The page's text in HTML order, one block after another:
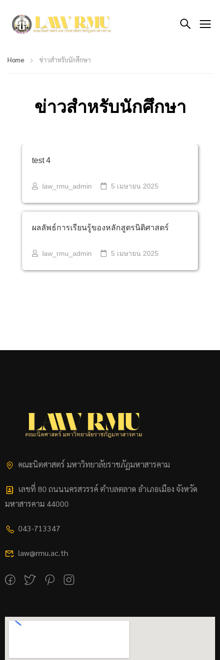
Home ข่าวสำหรับนักศึกษา
ข่าวสำหรับนักศึกษา
test 4
law_rmu_admin 5 เมษายน 2025
ผลลัพธ์การเรียนรู้ของหลักสูตรนิติศาสตร์
law_rmu_admin 5 เมษายน 2025
คณะนิตศาสตร์ มหาวิทยาลัยราชภัฏมหาสารคาม
เลขที่ 80 ถนนนครสวรรค์ ตำบลตลาด อำเภอเมือง จังหวัด
มหาสารคาม 44000
043-713347
law@rmu.ac.th